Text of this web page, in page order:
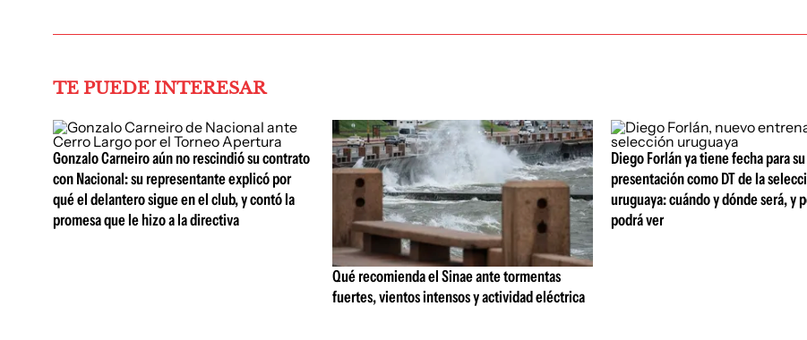
TE PUEDE INTERESAR
Gonzalo Carneiro aún no rescindió su contrato
con Nacional: su representante explicó por
qué el delantero sigue en el club, y contó la
promesa que le hizo a la directiva
Qué recomienda el Sinae ante tormentas
fuertes, vientos intensos y actividad eléctrica
Diego Forlán ya tiene fecha para su
presentación como DT de la
uruguaya: cuándo y dónde será, y
podrá ver